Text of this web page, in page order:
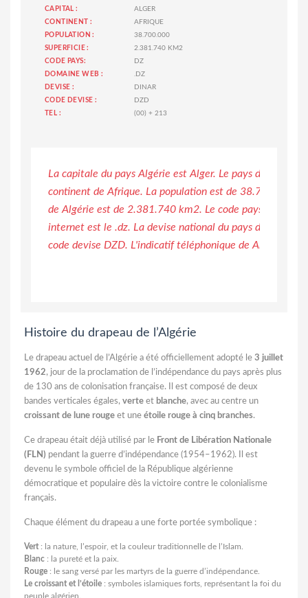
CAPITAL :
ALGER
CONTINENT :
AFRIQUE
POPULATION :
38.700.000
SUPERFICIE :
2.381.740 KM2
CODE PAYS:
DZ
DOMAINE WEB :
.DZ
DEVISE :
DINAR
CODE DEVISE :
DZD
TEL :
(00) + 213
La capitale du pays Algérie est Alger. Le pays de Algérie
continent de Afrique. La population est de 38.700.000
de Algérie est de 2.381.740 km2. Le code pays est DZ,
internet est le .dz. La devise national du pays de Algérie
code devise DZD. L'indicatif téléphonique de Algérie est
Histoire du drapeau de l’Algérie
Le drapeau actuel de l’Algérie a été officiellement adopté le 3 juillet
1962, jour de la proclamation de l’indépendance du pays après plus
de 130 ans de colonisation française. Il est composé de deux
bandes verticales égales, verte et blanche, avec au centre un
croissant de lune rouge et une étoile rouge à cinq branches.
Ce drapeau était déjà utilisé par le Front de Libération Nationale
(FLN) pendant la guerre d’indépendance (1954–1962). Il est
devenu le symbole officiel de la République algérienne
démocratique et populaire dès la victoire contre le colonialisme
français.
Chaque élément du drapeau a une forte portée symbolique :
Vert: la nature, l’espoir, et la couleur traditionnelle de l’Islam.
Blanc : la pureté et la paix.
Rouge : le sang versé par les martyrs de la guerre d’indépendance.
Le croissant et l’étoile : symboles islamiques forts, représentant la foi du
peuple algérien.